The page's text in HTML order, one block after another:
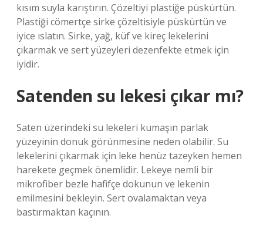
kısım suyla karıştırın. Çözeltiyi plastiğe püskürtün.
Plastiği cömertçe sirke çözeltisiyle püskürtün ve
iyice ıslatın. Sirke, yağ, küf ve kireç lekelerini
çıkarmak ve sert yüzeyleri dezenfekte etmek için
iyidir.
Satenden su lekesi çıkar mı?
Saten üzerindeki su lekeleri kumaşın parlak
yüzeyinin donuk görünmesine neden olabilir. Su
lekelerini çıkarmak için leke henüz tazeyken hemen
harekete geçmek önemlidir. Lekeye nemli bir
mikrofiber bezle hafifçe dokunun ve lekenin
emilmesini bekleyin. Sert ovalamaktan veya
bastırmaktan kaçının.